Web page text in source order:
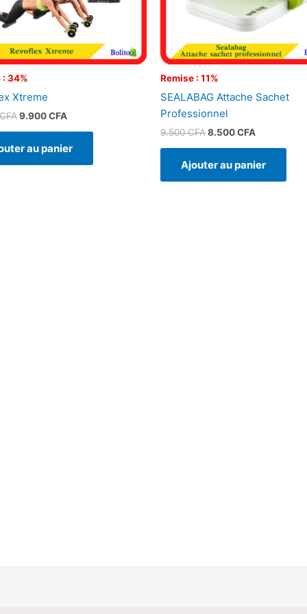
: 34%
Xtreme
9.900CFA
au panier
Remise : 11%
SEALABAG Attache Sachet
Professionnel
9.500CFA8.500CFA
Ajouter au panier